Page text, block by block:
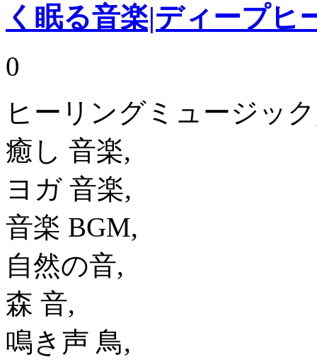
く眠る音楽|ディープ
0
ヒーリングミュージッ
癒し 音楽,
ヨガ 音楽,
音楽 BGM,
自然の音,
森 音,
鳴き声 鳥,